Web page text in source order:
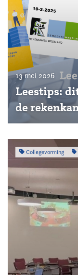
13 mei 2026
Leestips:
de
Collegevorming